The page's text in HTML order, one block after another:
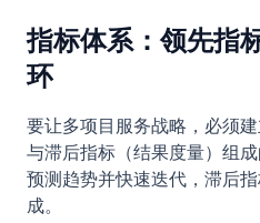
指标体系：领先指
环
要让多项目服务战略，必须
与滞后指标（结果度量）组
预测趋势并快速迭代，滞后
成。